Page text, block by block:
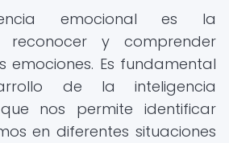
emocional es la
y comprender
emociones. Es fundamental
de la inteligencia
nos permite identificar
en diferentes situaciones